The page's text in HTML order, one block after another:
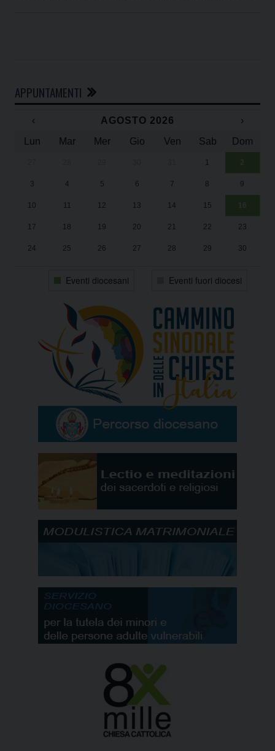
APPUNTAMENTI
‹ AGOSTO 2026
›
Lun
Mar Mer Gio Ven Sab Dom
1 2
3 4 5 6 7 8 9
10 11 12 13 14 15 16
17 18 19 20 21 22 23
24 25 26 27 28 29 30
Eventi diocesani Eventi fuori diocesi